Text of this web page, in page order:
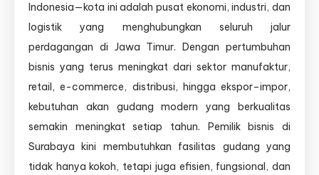
Indonesia—kota ini adalah pusat ekonomi, industri, dan
logistik yang menghubungkan seluruh jalur
perdagangan di Jawa Timur. Dengan pertumbuhan
bisnis yang terus meningkat dari sektor manufaktur,
retail, e-commerce, distribusi, hingga ekspor–impor,
kebutuhan akan gudang modern yang berkualitas
semakin meningkat setiap tahun. Pemilik bisnis di
Surabaya kini membutuhkan fasilitas gudang yang
tidak hanya kokoh, tetapi juga efisien, fungsional, dan